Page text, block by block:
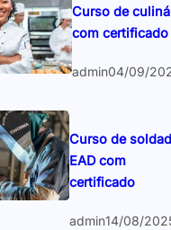
Curso de
com certificado
admin04/09/
Curso de
EAD com
certificado
admin14/08/